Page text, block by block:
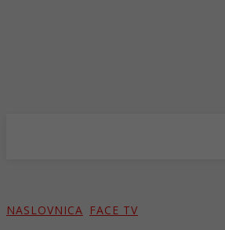
NASLOVNICA FACE TV